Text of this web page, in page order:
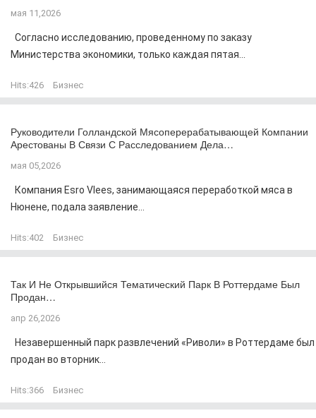
мая 11,2026
Согласно исследованию, проведенному по заказу
Министерства экономики, только каждая пятая...
Hits:426 Бизнес
Руководители Голландской Мясоперерабатывающей Компании
Арестованы В Связи С Расследованием Дела…
мая 05,2026
Компания Esro Vlees, занимающаяся переработкой мяса в
Нюнене, подала заявление...
Hits:402 Бизнес
Так И Не Открывшийся Тематический Парк В Роттердаме Был
Продан…
апр 26,2026
Незавершенный парк развлечений «Риволи» в Роттердаме был
продан во вторник...
Hits:366 Бизнес